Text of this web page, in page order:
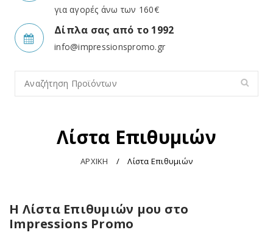
για αγορές άνω των 160€
Δίπλα σας από το 1992
info@impressionspromo.gr
Λίστα Επιθυμιών
ΑΡΧΙΚΗ / Λίστα Επιθυμιών
Η Λίστα Επιθυμιών μου στο
Impressions Promo